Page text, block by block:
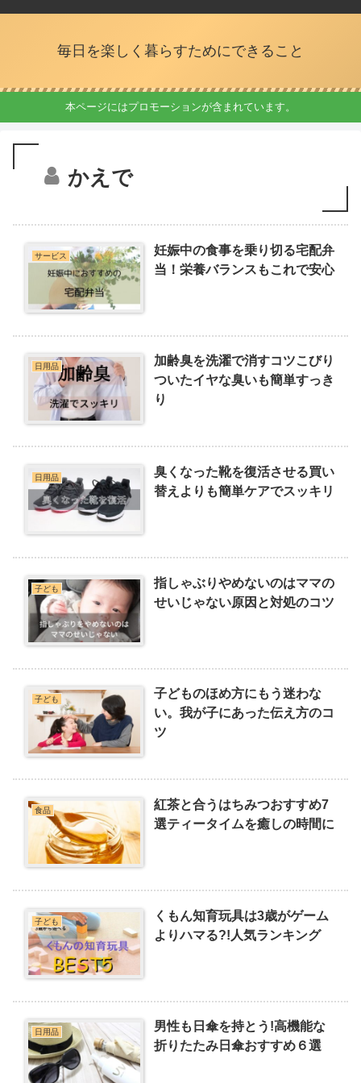
毎日を楽しく暮らすためにできること
本ページにはプロモーションが含まれています。
かえで
サービス
妊娠中の食事を乗り切る宅配弁
当！栄養バランスもこれで安心
日用品
加齢臭を洗濯で消すコツこびり
ついたイヤな臭いも簡単すっき
り
日用品
臭くなった靴を復活させる買い
替えよりも簡単ケアでスッキリ
子ども
指しゃぶりやめないのはママの
せいじゃない原因と対処のコツ
子ども
子どものほめ方にもう迷わな
い。我が子にあった伝え方のコ
ツ
食品
紅茶と合うはちみつおすすめ7
選ティータイムを癒しの時間に
子ども
くもん知育玩具は3歳がゲーム
よりハマる?!人気ランキング
日用品
男性も日傘を持とう!高機能な
折りたたみ日傘おすすめ６選